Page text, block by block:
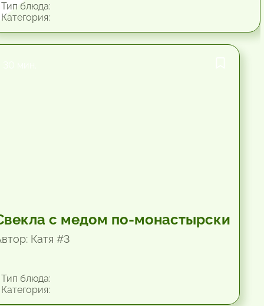
блюда:
с медом по-монастырски
Катя #3
блюда: